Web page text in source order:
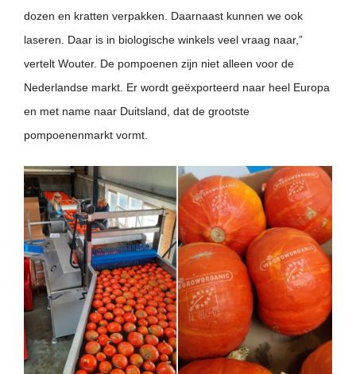
dozen en kratten verpakken. Daarnaast kunnen we ook
laseren. Daar is in biologische winkels veel vraag naar,”
vertelt Wouter. De pompoenen zijn niet alleen voor de
Nederlandse markt. Er wordt geëxporteerd naar heel Europa
en met name naar Duitsland, dat de grootste
pompoenenmarkt vormt.